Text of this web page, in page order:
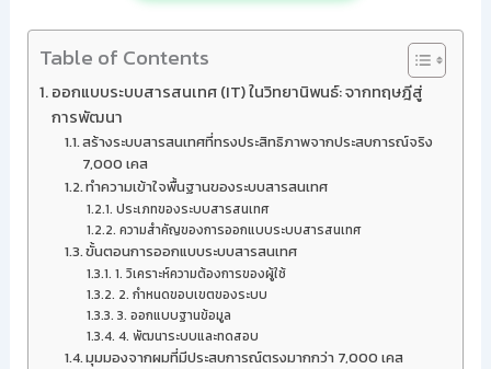
Table of Contents
ออกแบบระบบสารสนเทศ (IT) ในวิทยานิพนธ์: จากทฤษฎีสู่
การพัฒนา
สร้างระบบสารสนเทศที่ทรงประสิทธิภาพจากประสบการณ์จริง
7,000 เคส
ทำความเข้าใจพื้นฐานของระบบสารสนเทศ
ประเภทของระบบสารสนเทศ
ความสำคัญของการออกแบบระบบสารสนเทศ
ขั้นตอนการออกแบบระบบสารสนเทศ
1. วิเคราะห์ความต้องการของผู้ใช้
2. กำหนดขอบเขตของระบบ
3. ออกแบบฐานข้อมูล
4. พัฒนาระบบและทดสอบ
มุมมองจากผมที่มีประสบการณ์ตรงมากกว่า 7,000 เคส